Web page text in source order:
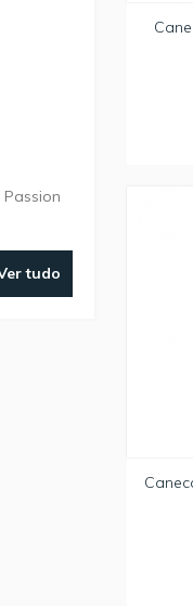
tudo